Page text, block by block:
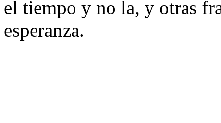
el tiempo y no la, y otras
esperanza.